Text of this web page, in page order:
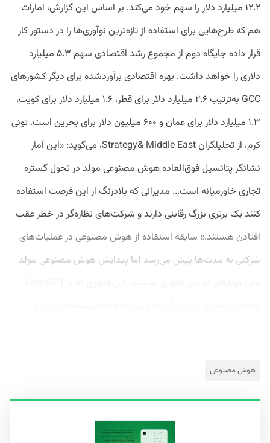
۱۲.۲ میلیارد دلار را سهم خود می‌کند. بر اساس این گزارش، امارات
هم که طرح‌هایی برای استفاده از تازه‌ترین نوآوری‌ها را در دستور کار
قرار داده جایگاه دوم از مجموع رشد اقتصادی سهم ۵.۳ میلیارد
دلاری را خواهد داشت. بهره‌ اقتصادی برآوردشده برای دیگر کشور‌های
GCC به‌ترتیب ۲.۶ میلیارد دلار برای قطر، ۱.۶ میلیارد دلار برای کویت،
۱.۳ میلیارد دلار برای عمان و ۶۰۰ میلیون دلار برای بحرین است. تونی
کرم، از تحلیلگران Strategy& Middle East، می‌گوید: «این آمار
نشانگر پتانسیل فوق‌العاده هوش مصنوعی مولد در تحول گستره
تجاری خاورمیانه است... مدیرانی که بلادرنگ از این فرصت استفاده
کنند یک برتری بزرگ رقابتی دارند و شرکت‌های نظاره‌گر در خطر عقب
افتادن هستند.» سابقه استفاده از هوش مصنوعی در عملیات‌های
شرکتی به مدت‌ها پیش می‌رسد اما پیدایش هوش مصنوعی مولد
هوش مصنوعی